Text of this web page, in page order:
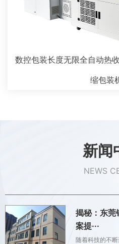
数控包装长度无限全自动热
缩包装
新闻
NEWS
揭秘：东莞
案提···
随着科技的不